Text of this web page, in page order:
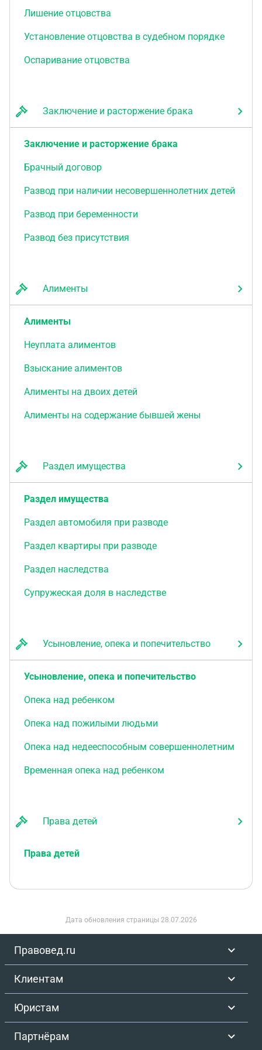
Лишение отцовства
Установление отцовства в судебном порядке
Оспаривание отцовства
Заключение и расторжение брака
Заключение и расторжение брака
Брачный договор
Развод при наличии несовершеннолетних детей
Развод при беременности
Развод без присутствия
Алименты
Алименты
Неуплата алиментов
Взыскание алиментов
Алименты на двоих детей
Алименты на содержание бывшей жены
Раздел имущества
Раздел имущества
Раздел автомобиля при разводе
Раздел квартиры при разводе
Раздел наследства
Супружеская доля в наследстве
Усыновление, опека и попечительство
Усыновление, опека и попечительство
Опека над ребенком
Опека над пожилыми людьми
Опека над недееспособным совершеннолетним
Временная опека над ребенком
Права детей
Права детей
Дата обновления страницы 28.07.2026
Правовед.ru
Клиентам
Юристам
Партнёрам